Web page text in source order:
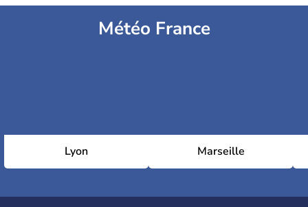
Météo France
Lyon Marseille